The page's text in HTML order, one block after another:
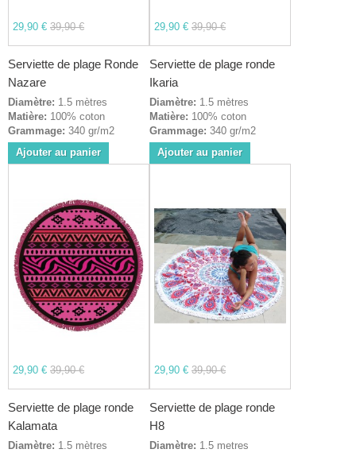
29,90 € 39,90 €
Serviette de plage Ronde
Nazare
Diamètre: 1.5 mètres
Matière: 100% coton
Grammage: 340 gr/m2
Ajouter au panier
29,90 € 39,90 €
Serviette de plage ronde
Ikaria
Diamètre: 1.5 mètres
Matière: 100% coton
Grammage: 340 gr/m2
Ajouter au panier
29,90 € 39,90 €
Serviette de plage ronde
Kalamata
Diamètre: 1.5 mètres
29,90 € 39,90 €
Serviette de plage ronde
H8
Diamètre: 1.5 metres